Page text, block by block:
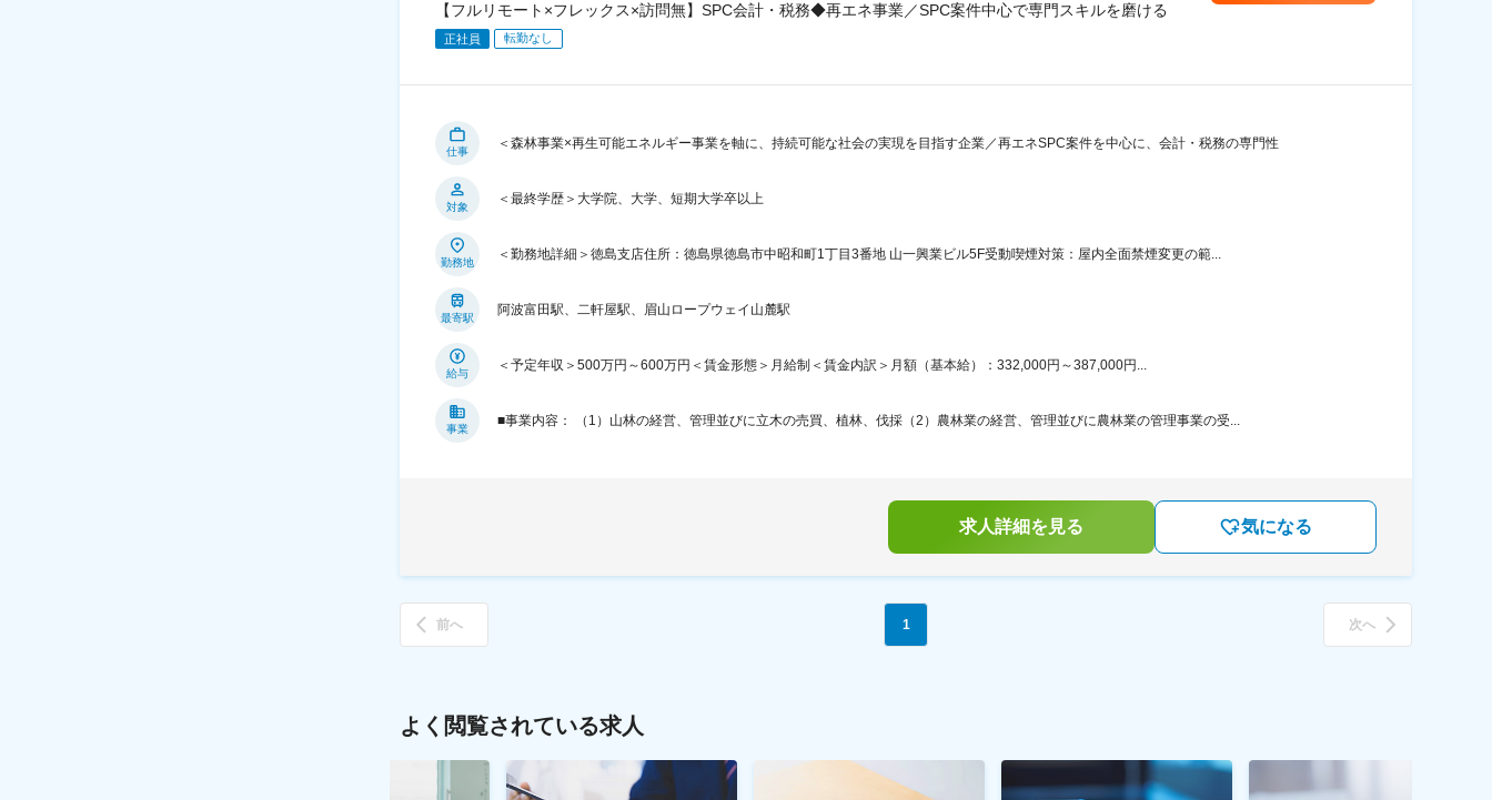
【フルリモート×フレックス×訪問無】SPC会計・税務◆再エネ事業／SPC案件中心で専門スキルを磨ける
正社員 転勤なし
仕事
＜森林事業×再生可能エネルギー事業を軸に、持続可能な社会の実現を目指す企業／再エネSPC案件を中心に、会計・税務の専門性
対象
＜最終学歴＞大学院、大学、短期大学卒以上
勤務地
＜勤務地詳細＞徳島支店住所：徳島県徳島市中昭和町1丁目3番地 山一興業ビル5F受動喫煙対策：屋内全面禁煙変更の範...
最寄駅
阿波富田駅、二軒屋駅、眉山ロープウェイ山麓駅
給与
＜予定年収＞500万円～600万円＜賃金形態＞月給制＜賃金内訳＞月額（基本給）：332,000円～387,000円...
事業
■事業内容： （1）山林の経営、管理並びに立木の売買、植林、伐採（2）農林業の経営、管理並びに農林業の管理事業の受...
求人詳細を見る 気になる
前へ 1 次へ
よく閲覧されている求人